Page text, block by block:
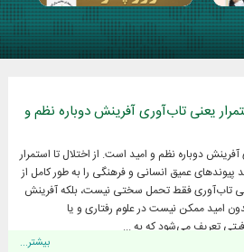
یعنی تاب‌آوری آفرینش دوباره نظم و
آفرینش دوباره نظم و امید است. از اختلال تا استمرار
عمیق انسانی و فرهنگی را به طور کامل از
یعنی تاب‌آوری فقط تحمل سختی نیست، بلکه آفرینش
امید ممکن نیست در علوم رفتاری و یا
تعریف می‌شود که به ...
بیشتر...